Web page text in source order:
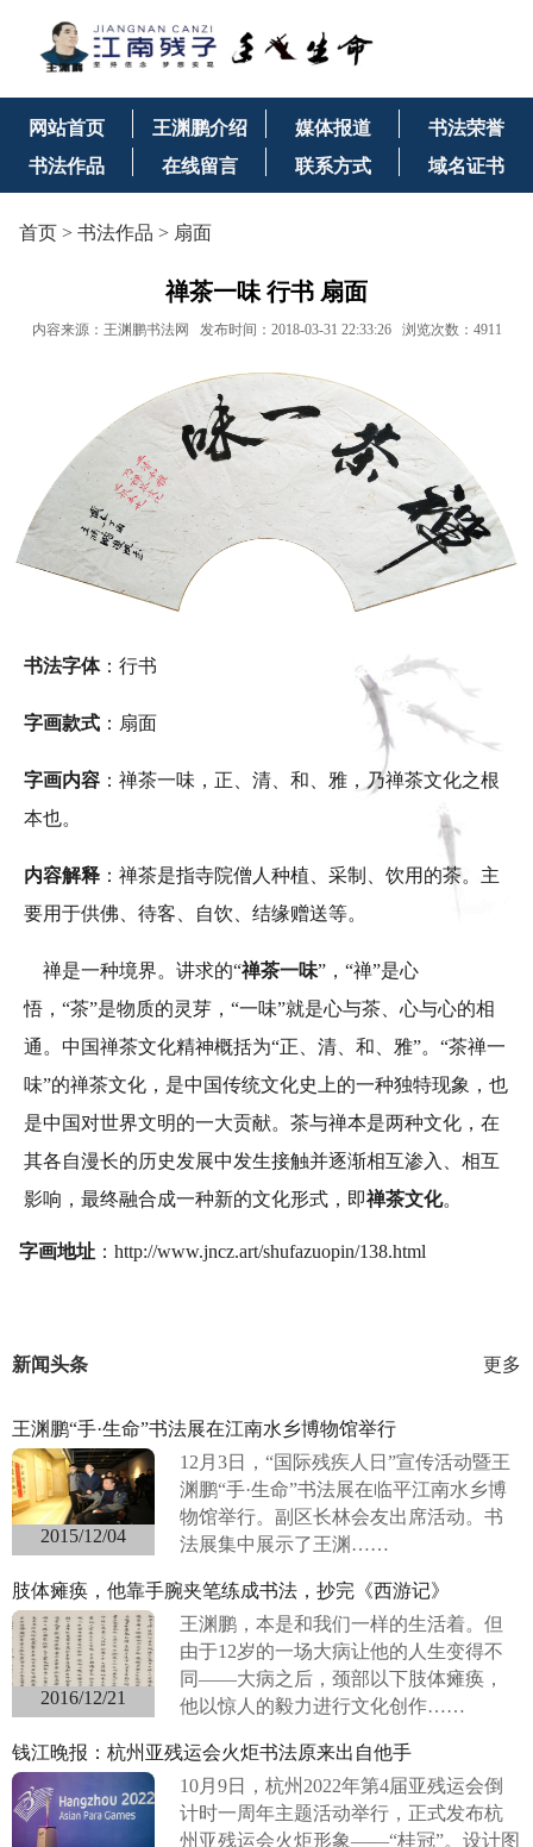
网站首页 王渊鹏介绍 媒体报道
书法荣誉
书法作品
在线留言 联系方式 域名证书
首页 > 书法作品 > 扇面
禅茶一味 行书 扇面
内容来源： 王渊鹏书法网 发布时间：2018-03-31 22:33:26 浏览次数：4911
书法字体：行书
字画款式 ：扇面
字画内容 ：禅茶一味，正、清、和、雅，乃禅茶文化之根
本也。
内容解释 ：禅茶是指寺院僧人种植、采制、饮用的茶。主
要用于供佛、待客、自饮、结缘赠送等。
禅是一种境界。讲求的“禅茶一味”，“禅”是心
悟，“茶”是物质的灵芽，“一味”就是心与茶、心与心的相
通。中国禅茶文化精神概括为“正、清、和、雅”。“茶禅一
味”的禅茶文化，是中国传统文化史上的一种独特现象，也
是中国对世界文明的一大贡献。茶与禅本是两种文化，在
其各自漫长的历史发展中发生接触并逐渐相互渗入、相互
影响，最终融合成一种新的文化形式，即禅茶文化。
字画地址 ：http://www.jncz.art/shufazuopin/138.html
更多
新闻头条
王渊鹏“手·生命”书法展在江南水乡博物馆举行
2015/12/04
12月3日，“国际残疾人日”宣传活动暨王
渊鹏“手·生命”书法展在临平江南水乡博
物馆举行。副区长林会友出席活动。书
法展集中展示了王渊……
肢体瘫痪，他靠手腕夹笔练成书法，抄完《西游记》
2016/12/21
王渊鹏，本是和我们一样的生活着。但
由于12岁的一场大病让他的人生变得不
同——大病之后，颈部以下肢体瘫痪，
他以惊人的毅力进行文化创作……
钱江晚报：杭州亚残运会火炬书法原来出自他手
10月9日，杭州2022年第4届亚残运会倒
计时一周年主题活动举行，正式发布杭
州亚残运会火炬形象——“桂冠”。设计图